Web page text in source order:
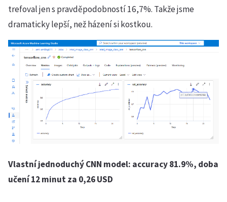
trefoval jen s pravděpodobností 16,7%. Takže jsme
dramaticky lepší, než házení si kostkou.
Vlastní jednoduchý CNN model: accuracy 81.9%, doba
učení 12 minut za 0,26 USD